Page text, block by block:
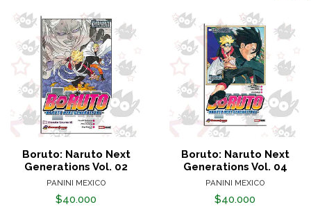
Boruto: Naruto Next
Generations Vol. 02
PANINI MEXICO
$40.000
Boruto: Naruto Next
Generations Vol. 04
PANINI MEXICO
$40.000